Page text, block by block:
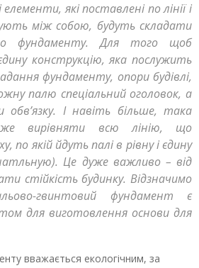
які поставлені по лінії і
між собою, будуть складати
фундаменту. Для того щоб
конструкцію, яка послужить
фундаменту, опори будівлі,
палю спеціальний оголовок, а
І навіть більше, така
вирівняти всю лінію, що
по якій йдуть палі в рівну і єдину
Це дуже важливо – від
стійкість будинку. Відзначимо
гвинтовий фундамент є
для виготовлення основи для
вважається екологічним, за